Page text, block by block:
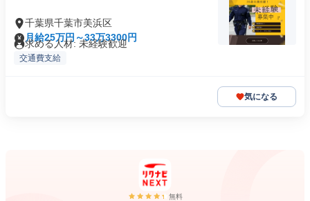
千葉県千葉市美浜区
月給25万円～33万3300円
求める人材: 未経験歓迎
交通費支給
気になる
無料